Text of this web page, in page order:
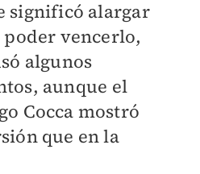
significó alargar
poder vencerlo,
algunos
aunque el
Cocca mostró
que en la